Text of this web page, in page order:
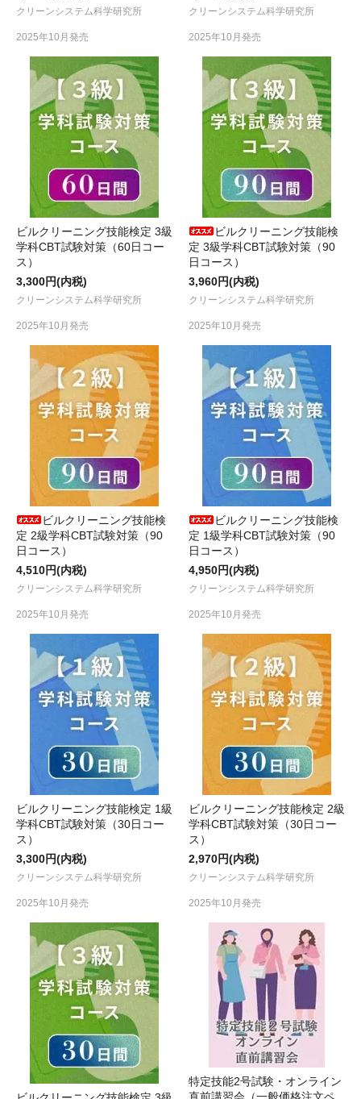
クリーンシステム科学研究所
2025年10月発売
クリーンシステム科学研究所
2025年10月発売
ビルクリーニング技能検定 3級
学科CBT試験対策（60日コー
ス）
3,300円(内税)
クリーンシステム科学研究所
2025年10月発売
ビルクリーニング技能検
定 3級学科CBT試験対策（90
日コース）
3,960円(内税)
クリーンシステム科学研究所
2025年10月発売
ビルクリーニング技能検
定 2級学科CBT試験対策（90
日コース）
4,510円(内税)
クリーンシステム科学研究所
2025年10月発売
ビルクリーニング技能検
定 1級学科CBT試験対策（90
日コース）
4,950円(内税)
クリーンシステム科学研究所
2025年10月発売
ビルクリーニング技能検定 1級
学科CBT試験対策（30日コー
ス）
3,300円(内税)
クリーンシステム科学研究所
2025年10月発売
ビルクリーニング技能検定 2級
学科CBT試験対策（30日コー
ス）
2,970円(内税)
クリーンシステム科学研究所
2025年10月発売
特定技能2号試験・オンライン